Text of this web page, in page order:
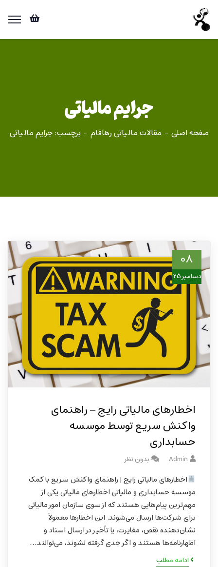
جرایم مالیاتی
صفحه اصلی مقالات مالیاتی رهافام برچسب: جرایم مالیاتی
08
دسامبر 25
اخطارهای مالیاتی رایج – راهنمای
واکنش سریع توسط موسسه
حسابداری
Admin بدون نظر
اخطارهای مالیاتی رایج | راهنمای واکنش سریع با کمک
موسسه حسابداری و مالیاتی اخطارهای مالیاتی یکی از
مهم‌ترین پیام‌هایی هستند که از سوی سازمان امور مالیاتی
برای شرکت‌ها ارسال می‌شوند. این اخطارها معمولاً
نشان‌دهنده نقص، مغایرت، یا تأخیر در ارسال اسناد و
اظهارنامه‌ها هستند و اگر جدی گرفته نشوند، می‌توانند…
ادامه مطلب